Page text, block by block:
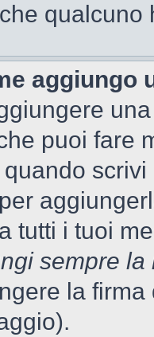
qualcuno
aggiungo
puoi fare
per
tutti i tuoi
sempre la
la firma